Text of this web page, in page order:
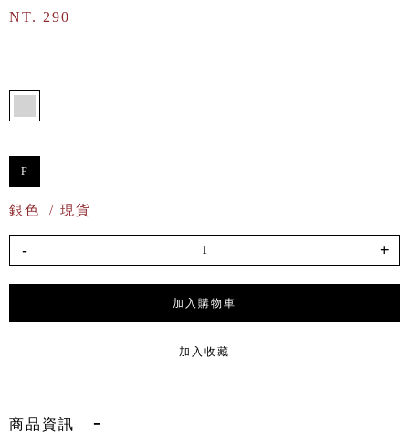
NT. 290
F
銀色 / 現貨
- +
加入購物車
加入收藏
商品資訊